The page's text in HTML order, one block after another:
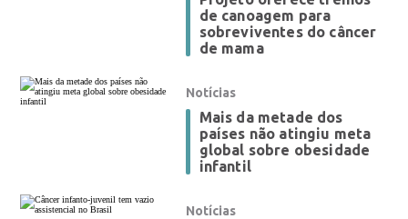
de canoagem para
sobreviventes do câncer
de mama
Notícias
Mais da metade dos
países não atingiu meta
global sobre obesidade
infantil
Notícias